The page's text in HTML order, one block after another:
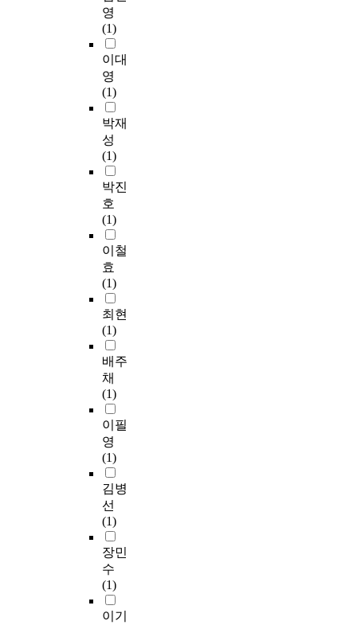
영
(1)
이대
영
(1)
박재
성
(1)
박진
호
(1)
이철
효
(1)
최현
(1)
배주
채
(1)
이필
영
(1)
김병
선
(1)
장민
수
(1)
이기